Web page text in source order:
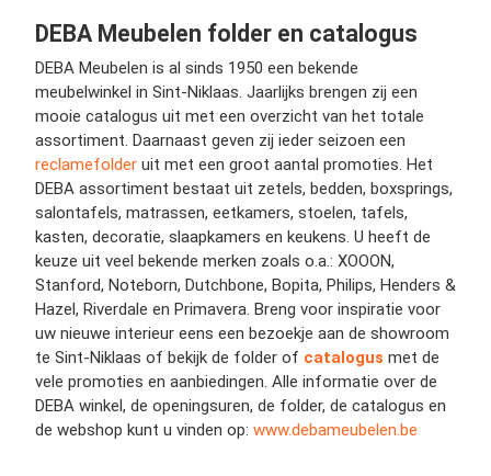
DEBA Meubelen folder en catalogus
DEBA Meubelen is al sinds 1950 een bekende
meubelwinkel in Sint-Niklaas. Jaarlijks brengen zij een
mooie catalogus uit met een overzicht van het totale
assortiment. Daarnaast geven zij ieder seizoen een
reclamefolder uit met een groot aantal promoties. Het
DEBA assortiment bestaat uit zetels, bedden, boxsprings,
salontafels, matrassen, eetkamers, stoelen, tafels,
kasten, decoratie, slaapkamers en keukens. U heeft de
keuze uit veel bekende merken zoals o.a.: XOOON,
Stanford, Noteborn, Dutchbone, Bopita, Philips, Henders &
Hazel, Riverdale en Primavera. Breng voor inspiratie voor
uw nieuwe interieur eens een bezoekje aan de showroom
te Sint-Niklaas of bekijk de folder of catalogus met de
vele promoties en aanbiedingen. Alle informatie over de
DEBA winkel, de openingsuren, de folder, de catalogus en
de webshop kunt u vinden op: www.debameubelen.be